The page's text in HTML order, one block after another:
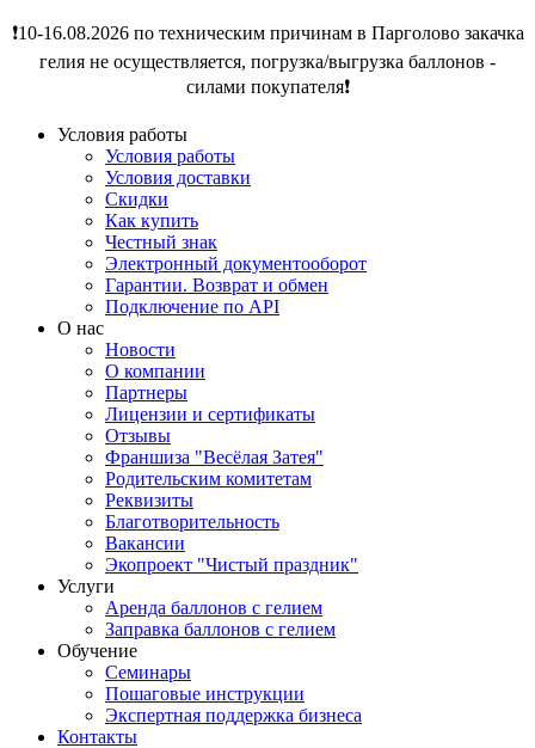
❗️10-16.08.2026 по техническим причинам в Парголово закачка
гелия не осуществляется, погрузка/выгрузка баллонов -
силами покупателя❗️
Условия работы
Условия работы
Условия доставки
Скидки
Как купить
Честный знак
Электронный документооборот
Гарантии. Возврат и обмен
Подключение по API
О нас
Новости
О компании
Партнеры
Лицензии и сертификаты
Отзывы
Франшиза "Весёлая Затея"
Родительским комитетам
Реквизиты
Благотворительность
Вакансии
Экопроект "Чистый праздник"
Услуги
Аренда баллонов с гелием
Заправка баллонов с гелием
Обучение
Семинары
Пошаговые инструкции
Экспертная поддержка бизнеса
Контакты